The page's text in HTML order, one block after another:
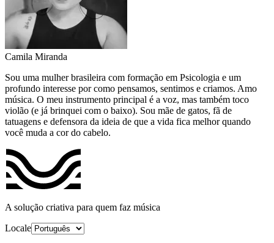
Camila Miranda
Sou uma mulher brasileira com formação em Psicologia e um
profundo interesse por como pensamos, sentimos e criamos. Amo
música. O meu instrumento principal é a voz, mas também toco
violão (e já brinquei com o baixo). Sou mãe de gatos, fã de
tatuagens e defensora da ideia de que a vida fica melhor quando
você muda a cor do cabelo.
A solução criativa para quem faz música
Locale